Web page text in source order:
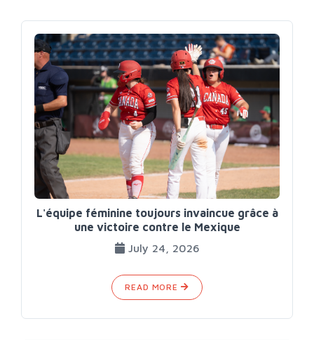
L'équipe féminine toujours invaincue grâce à
une victoire contre le Mexique
July 24, 2026
READ MORE